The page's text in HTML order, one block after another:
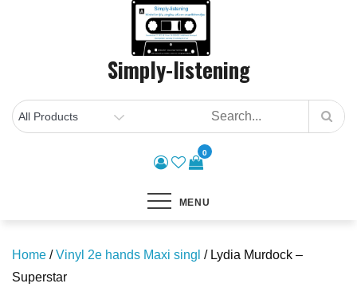
Simply-listening
0
MENU
Home /Vinyl 2e hands Maxi singl / Lydia Murdock –
Superstar